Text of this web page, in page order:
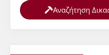
Αναζήτηση